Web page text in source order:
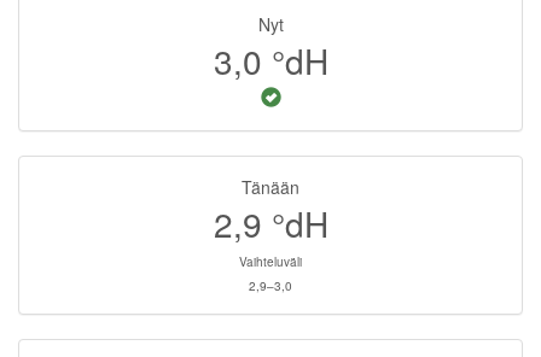
Nyt
3,0 °dH
Tänään
2,9 °dH
Vaihteluväli
2,9–3,0